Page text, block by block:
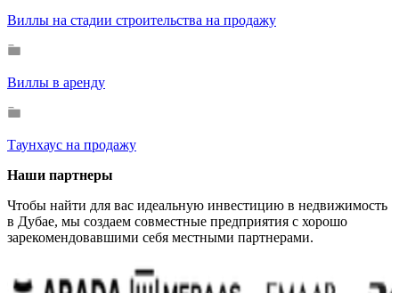
Виллы на стадии строительства на продажу
Виллы в аренду
Таунхаус на продажу
Наши партнеры
Чтобы найти для вас идеальную инвестицию в недвижимость
в Дубае, мы создаем совместные предприятия с хорошо
зарекомендовавшими себя местными партнерами.